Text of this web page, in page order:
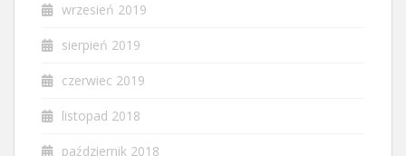
wrzesień 2019
sierpień 2019
czerwiec 2019
listopad 2018
październik 2018